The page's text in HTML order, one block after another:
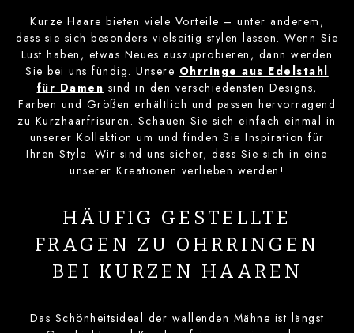
Kurze Haare bieten viele Vorteile – unter anderem,
dass sie sich besonders vielseitig stylen lassen. Wenn Sie
Lust haben, etwas Neues auszuprobieren, dann werden
Sie bei uns fündig. Unsere Ohrringe aus Edelstahl
für Damen sind in den verschiedensten Designs,
Farben und Größen erhältlich und passen hervorragend
zu Kurzhaarfrisuren. Schauen Sie sich einfach einmal in
unserer Kollektion um und finden Sie Inspiration für
Ihren Style: Wir sind uns sicher, dass Sie sich in eine
unserer Kreationen verlieben werden!
HÄUFIG GESTELLTE
FRAGEN ZU OHRRINGEN
BEI KURZEN HAAREN
Das Schönheitsideal der wallenden Mähne ist längst